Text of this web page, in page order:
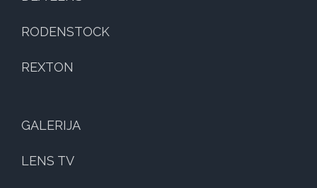
RODENSTOCK
REXTON
GALERIJA
LENS TV